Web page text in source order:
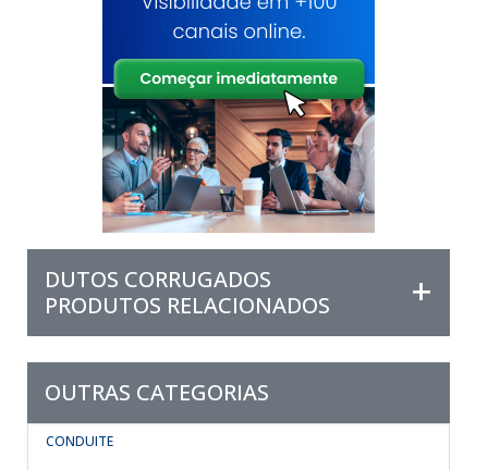
DUTOS CORRUGADOS
PRODUTOS RELACIONADOS
OUTRAS CATEGORIAS
CONDUITE